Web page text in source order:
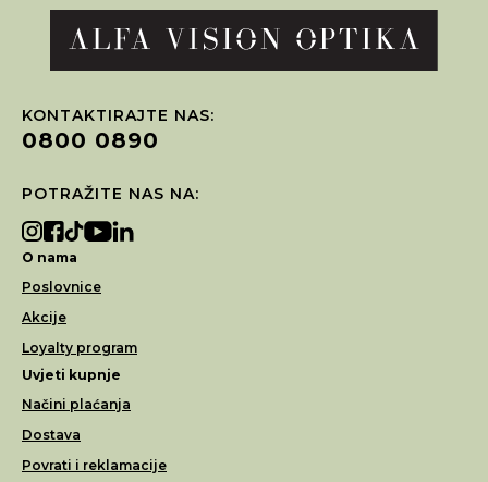
KONTAKTIRAJTE NAS:
0800 0890
POTRAŽITE NAS NA:
O nama
Poslovnice
Akcije
Loyalty program
Uvjeti kupnje
Načini plaćanja
Dostava
Povrati i reklamacije